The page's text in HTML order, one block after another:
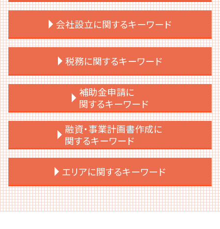
内部統制 3点セット
上場後 資金調達
内部統制 わかりやすく
上場支援 銀行
上場準備 必要書類
上場後 資本政策
上場準備 必要
経営企画 上場準備
ipo ストックオプション
ipo 条件
ipo 評価
上場準備 サポート
会社設立に関するキーワード
会社設立 流れ 個人
会社設立 必要書類
会社設立 流れ 司法書士
会社設立 代行
会社設立 資本金
会社設立 提出書類
資本金 決め方
会社設立 代理人
会社設立 合同会社 株式会社
会社設立 税理士 必要
会社設立 相談先
会社設立 節税
税務に関するキーワード
税務顧問 記帳代行
税務申告とは 法人
賃上げ促進税制 繰越
税務顧問 必要
税務顧問 相場
税務申告 法人
税務申告とは 個人
税務調査 用意するもの
法人税 赤字
交際費 会議費 違い
補助金申請に
関するキーワード
補助金 法人税
補助金 ルール
補助金 申請
補助金 調査
補助金 助成金 違い
補助金 税務処理
補助金 ポイント付与
融資・事業計画書作成に
関するキーワード
事業計画書 セールスポイント
事業計画書とは
事業計画書 売上 根拠
事業計画書 なんのため
エリアに関するキーワード
港区 税務顧問
千代田区 補助金申請